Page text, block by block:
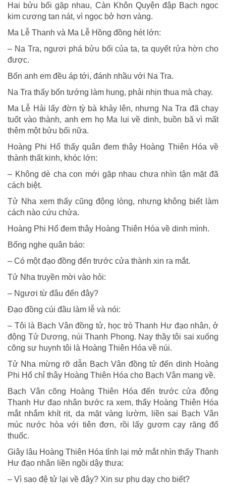
Hai bửu bối gặp nhau, Càn Khôn Quyện đập Bạch ngọc
kim cương tan nát, vì ngọc bở hơn vàng.
Ma Lễ Thanh và Ma Lễ Hồng đồng hét lớn:
– Na Tra, ngươi phá bửu bối của ta, ta quyết rửa hờn cho
được.
Bốn anh em đều áp tới, đánh nhầu với Na Tra.
Na Tra thấy bốn tướng làm hung, phải nhịn thua mà chạy.
Ma Lễ Hải lấy đờn tỳ bà khảy lên, nhưng Na Tra đã chạy
tuốt vào thành, anh em họ Ma lui về dinh, buồn bã vì mất
thêm một bửu bối nữa.
Hoàng Phi Hổ thấy quân đem thây Hoàng Thiên Hóa về
thành thất kinh, khóc lớn:
– Không dè cha con mới gặp nhau chưa nhìn tận mặt đã
cách biệt.
Tử Nha xem thấy cũng động lòng, nhưng không biết làm
cách nào cứu chửa.
Hoàng Phi Hổ đem thây Hoàng Thiên Hóa về dinh mình.
Bổng nghe quân báo:
– Có một đạo đồng đến trước cửa thành xin ra mắt.
Tử Nha truyền mời vào hỏi:
– Ngươi từ đâu đến đây?
Ðạo đồng cúi đầu làm lễ và nói:
– Tôi là Bạch Vân đồng tử, học trò Thanh Hư đạo nhân, ở
động Tử Dương, núi Thanh Phong. Nay thầy tôi sai xuống
cõng sư huynh tôi là Hoàng Thiên Hóa về núi.
Tử Nha mừng rỡ dẫn Bạch Vân đồng tử đến dinh Hoàng
Phi Hổ chỉ thây Hoàng Thiên Hóa cho Bạch Vân mang về.
Bạch Vân cõng Hoàng Thiên Hóa đến trước cửa động
Thanh Hư đạo nhân bước ra xem, thấy Hoàng Thiên Hóa
mắt nhắm khít rịt, da mặt vàng lườm, liền sai Bạch Vân
múc nước hòa với tiên đơn, rồi lấy gươm cạy răng đổ
thuốc.
Giây lâu Hoàng Thiên Hóa tỉnh lại mở mắt nhìn thấy Thanh
Hư đạo nhân liền ngồi dậy thưa:
– Vì sao đệ tử lại về đây? Xin sư phụ dạy cho biết?